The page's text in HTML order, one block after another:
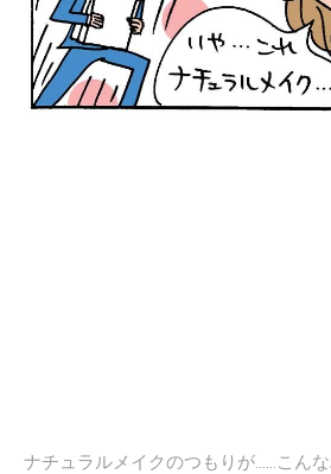
ナチュラルメイクのつもりが……こん